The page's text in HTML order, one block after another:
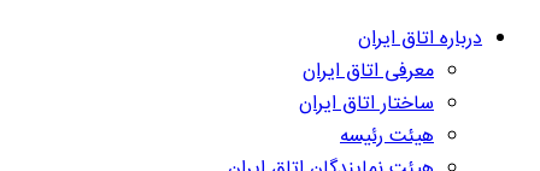
درباره اتاق ایران
معرفی اتاق ایران
ساختار اتاق ایران
هیئت رئیسه